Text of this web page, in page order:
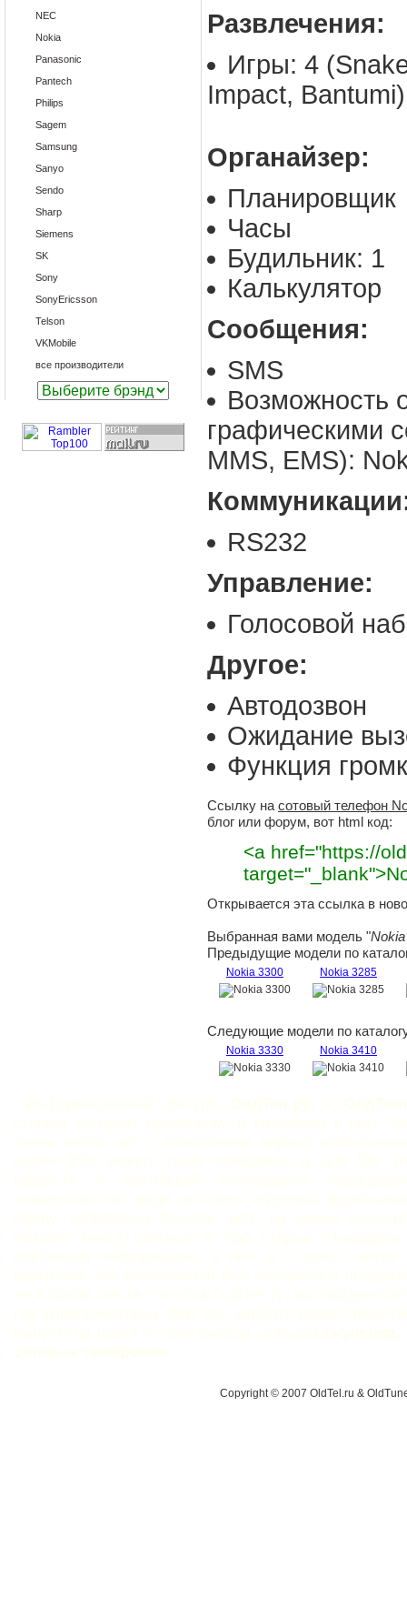
NEC
Nokia
Panasonic
Pantech
Philips
Sagem
Samsung
Sanyo
Sendo
Sharp
Siemens
SK
Sony
SonyEricsson
Telson
VKMobile
все производители
Развлечения:
Игры: 4
Impact,
Органайзер:
Планировщик
Часы
Будильник: 1
Калькулятор
Сообщения:
SMS
Возможность
графическими
MMS, EMS):
RS232
Управление:
Голосовой
Другое:
Автодозвон
Ожидание
Функция
Ссылку на сотовый телефон
блог или форум, вот html код:
<a href="https://
Открывается эта ссылка в
Выбранная вами модель "
Предыдущие модели по
Nokia 3300 Nokia 3285
Следующие модели по
Nokia 3330 Nokia 3410
Copyright © 2007 OldTel.ru &